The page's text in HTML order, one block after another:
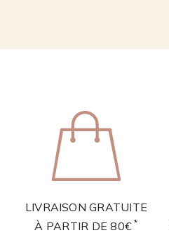
LIVRAISON GRATUITE
À PARTIR DE 80€ *